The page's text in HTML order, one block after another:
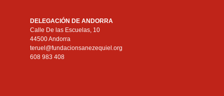
DELEGACIÓN DE ANDORRA
Calle De las Escuelas, 10
44500 Andorra
teruel@fundacionsanezequiel.org
608 983 408